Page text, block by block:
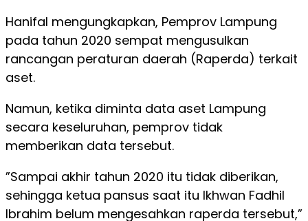
Hanifal mengungkapkan, Pemprov Lampung
pada tahun 2020 sempat mengusulkan
rancangan peraturan daerah (Raperda) terkait
aset.
Namun, ketika diminta data aset Lampung
secara keseluruhan, pemprov tidak
memberikan data tersebut.
”Sampai akhir tahun 2020 itu tidak diberikan,
sehingga ketua pansus saat itu Ikhwan Fadhil
Ibrahim belum mengesahkan raperda tersebut,”